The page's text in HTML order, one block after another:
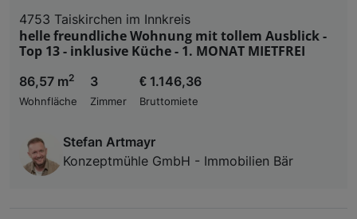
4753 Taiskirchen im Innkreis
helle freundliche Wohnung mit tollem Ausblick -
Top 13 - inklusive Küche - 1. MONAT MIETFREI
86,57 m2
Wohnfläche
3
Zimmer
€ 1.146,36
Bruttomiete
Stefan Artmayr
Konzeptmühle GmbH - Immobilien Bär